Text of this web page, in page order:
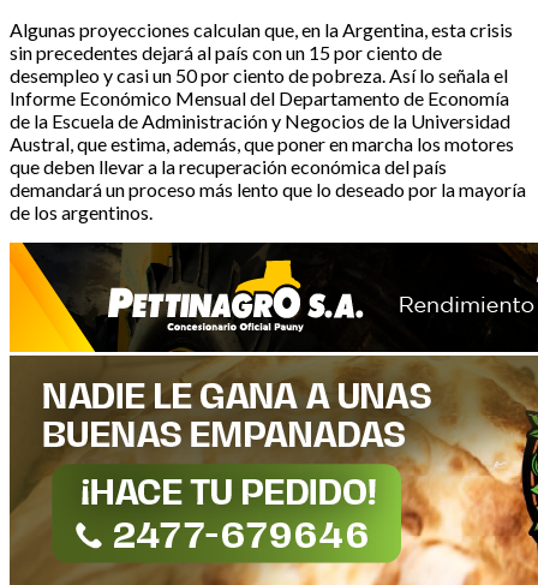
Algunas proyecciones calculan que, en la Argentina, esta crisis
sin precedentes dejará al país con un 15 por ciento de
desempleo y casi un 50 por ciento de pobreza. Así lo señala el
Informe Económico Mensual del Departamento de Economía
de la Escuela de Administración y Negocios de la Universidad
Austral, que estima, además, que poner en marcha los motores
que deben llevar a la recuperación económica del país
demandará un proceso más lento que lo deseado por la mayoría
de los argentinos.